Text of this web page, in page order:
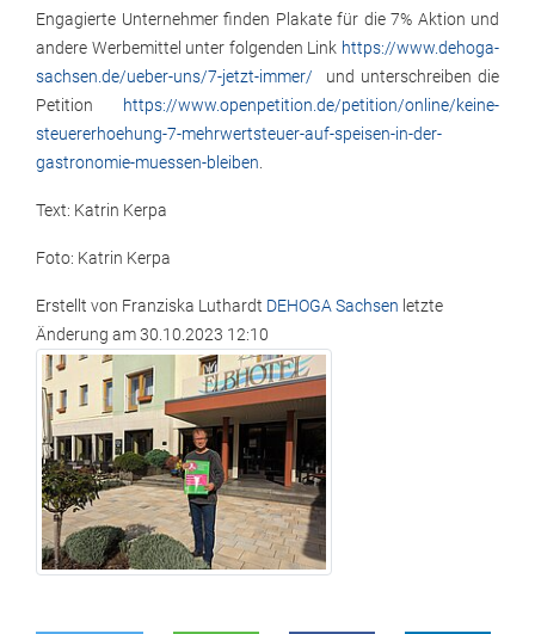
Engagierte Unternehmer finden Plakate für die 7% Aktion und
andere Werbemittel unter folgenden Link https://www.dehoga-
sachsen.de/ueber-uns/7-jetzt-immer/ und unterschreiben die
Petition
https://www.openpetition.de/petition/online/keine-
steuererhoehung-7-mehrwertsteuer-auf-speisen-in-der-
gastronomie-muessen-bleiben
Text: Katrin Kerpa
Foto: Katrin Kerpa
Erstellt von Franziska Luthardt DEHOGA Sachsen letzte
Änderung am30.10.2023 12:10